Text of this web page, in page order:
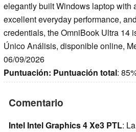
elegantly built Windows laptop with
excellent everyday performance,
credentials, the OmniBook Ultra 14
Único Análisis, disponible online,
06/09/2026
Puntuación: Puntuación total:
Comentario
Intel Intel Graphics 4 Xe3 PTL: